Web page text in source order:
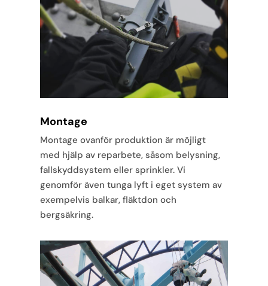
Montage
Montage ovanför produktion är möjligt
med hjälp av reparbete, såsom belysning,
fallskyddsystem eller sprinkler. Vi
genomför även tunga lyft i eget system av
exempelvis balkar, fläktdon och
bergsäkring.